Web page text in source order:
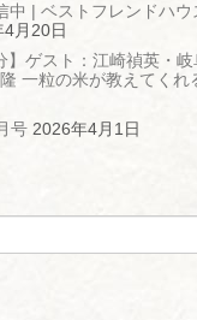
中 | ベストフレンドハウ
月20日
】ゲスト：江崎禎英・
一粒の米が教えてくれ
号 2026年4月1日